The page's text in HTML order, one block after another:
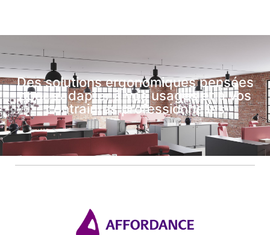
Des solutions ergonomiques pensées
pour s’adapter à vos usages et à vos
contraintes professionnelles